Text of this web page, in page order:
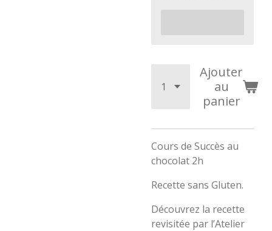
Ajouter
au
panier
Cours de Succès au
chocolat 2h
Recette sans Gluten.
Découvrez la recette
revisitée par l’Atelier